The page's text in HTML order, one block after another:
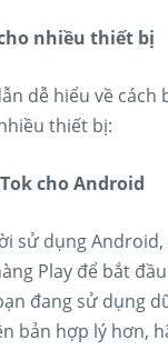
nhiều thiết bị
dễ hiểu về cách
thiết bị:
cho Android
sử dụng Android,
Play để bắt
đang sử dụng
bản hợp lý hơn,